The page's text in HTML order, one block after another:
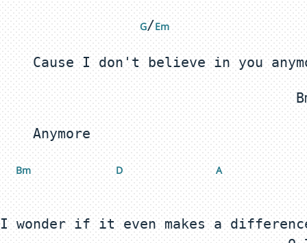
G/Em
Bm D A
I wonder if it even makes a